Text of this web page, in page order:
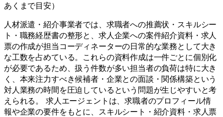
あくまで目安）
人材派遣・紹介事業者では、求職者への推薦状・スキルシー
ト・職務経歴書の整形と、求人企業への案件紹介資料・求人
票の作成が担当コーディネーターの日常的な業務として大き
な工数を占めている。これらの資料作成は一件ごとに個別化
が必要であるため、扱う件数が多い担当者の負荷は特に大き
く、本来注力すべき候補者・企業との面談・関係構築という
対人業務の時間を圧迫しているという問題が生じやすいと考
えられる。 求人エージェントは、求職者のプロフィール情
報や企業の要件をもとに、スキルシート・紹介資料・求人票